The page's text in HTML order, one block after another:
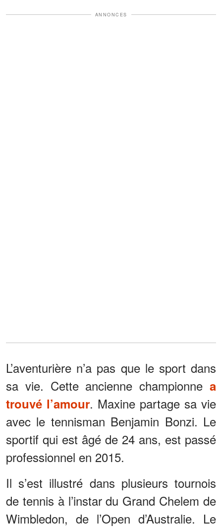
ANNONCES
L’aventurière n’a pas que le sport dans
sa vie. Cette ancienne championne a
trouvé l’amour. Maxine partage sa vie
avec le tennisman Benjamin Bonzi. Le
sportif qui est âgé de 24 ans, est passé
professionnel en 2015.
Il s’est illustré dans plusieurs tournois
de tennis à l’instar du Grand Chelem de
Wimbledon, de l’Open d’Australie. Le